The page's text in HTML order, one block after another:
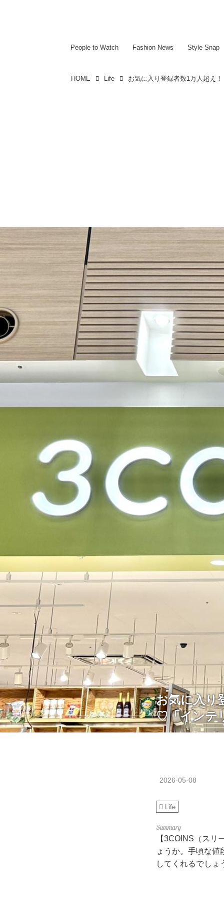
People to Watch Fashion News Style Snap
HOME Life
お気に入り
♡「インテ
2026-05-08
Life
【3COINS（ス
ょうか。手頃な
してくれるでし